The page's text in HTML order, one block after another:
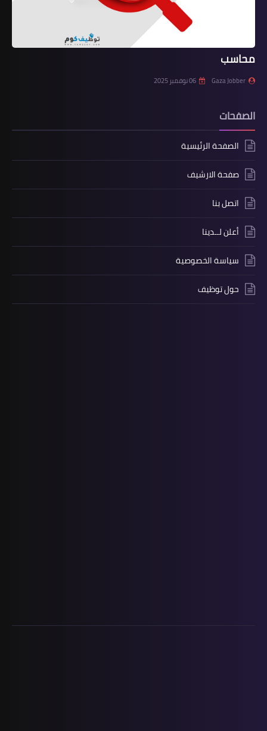
محاسب
Gaza Jobber 06 نوفمبر 2025
الصفحات
الصفحة الرئيسية
صفحة الارشيف
اتصل بنا
أعلن لــدينا
سياسة الخصوصية
حول توظيف